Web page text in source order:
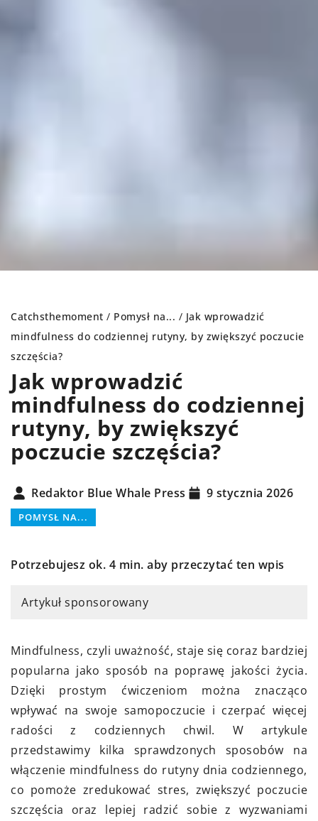
Catchsthemoment / Pomysł na... / Jak wprowadzić
mindfulness do codziennej rutyny, by zwiększyć poczucie
szczęścia?
Jak wprowadzić
mindfulness do codziennej
rutyny, by zwiększyć
poczucie szczęścia?
Redaktor Blue Whale Press 9 stycznia 2026
POMYSŁ NA...
Potrzebujesz ok. 4 min. aby przeczytać ten wpis
Artykuł sponsorowany
Mindfulness, czyli uważność, staje się coraz bardziej
popularna jako sposób na poprawę jakości życia.
Dzięki prostym ćwiczeniom można znacząco
wpływać na swoje samopoczucie i czerpać więcej
radości z codziennych chwil. W artykule
przedstawimy kilka sprawdzonych sposobów na
włączenie mindfulness do rutyny dnia codziennego,
co pomoże zredukować stres, zwiększyć poczucie
szczęścia oraz lepiej radzić sobie z wyzwaniami